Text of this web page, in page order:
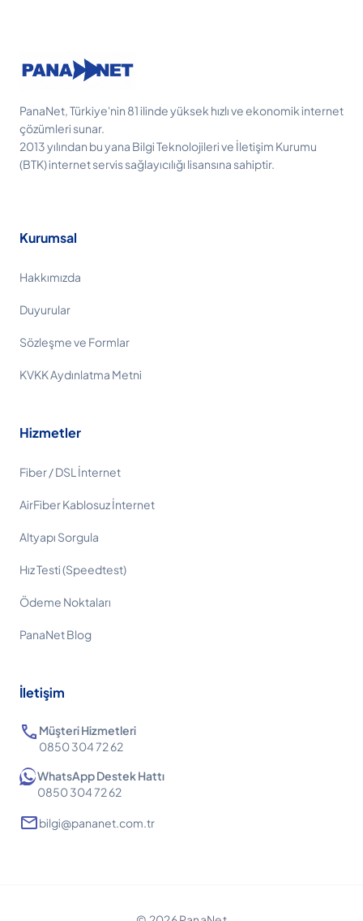
PanaNet, Türkiye'nin 81 ilinde yüksek hızlı ve ekonomik internet
çözümleri sunar.
2013 yılından bu yana Bilgi Teknolojileri ve İletişim Kurumu
(BTK) internet servis sağlayıcılığı lisansına sahiptir.
Kurumsal
Hakkımızda
Duyurular
Sözleşme ve Formlar
KVKK Aydınlatma Metni
Hizmetler
Fiber / DSL İnternet
AirFiber Kablosuz İnternet
Altyapı Sorgula
Hız Testi (Speedtest)
Ödeme Noktaları
PanaNet Blog
İletişim
call Müşteri Hizmetleri
0850 304 72 62
WhatsApp Destek Hattı
0850 304 72 62
mailbilgi@pananet.com.tr